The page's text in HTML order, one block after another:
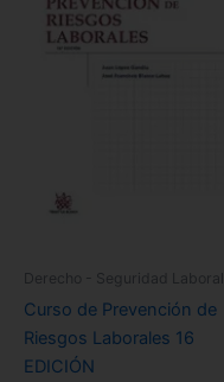
Derecho - Seguridad Laboral
Curso de Prevención de
Riesgos Laborales 16
EDICIÓN